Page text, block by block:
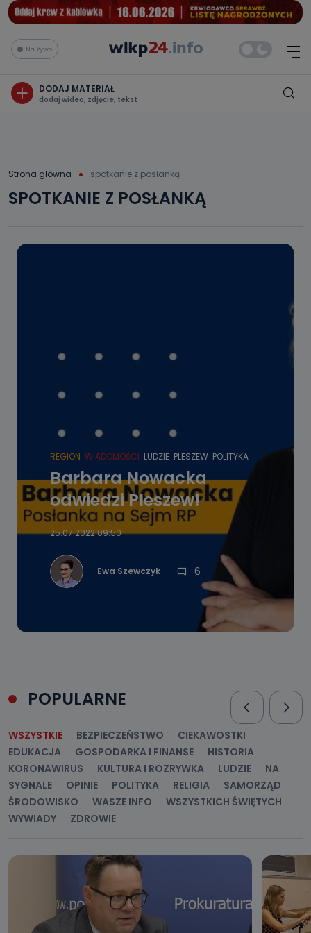
Na żywo
DODAJ MATERIAŁ
dodaj wideo, zdjęcie, tekst
Strona główna spotkanie z posłanką
SPOTKANIE Z POSŁANKĄ
REGION WIADOMOŚCI LUDZIE PLESZEW POLITYKA
Barbara Nowacka
odwiedzi Pleszew!
25.07.2022 09:50
Ewa Szewczyk 6
POPULARNE
WSZYSTKIE BEZPIECZEŃSTWO
CIEKAWOSTKI
EDUKACJA
GOSPODARKA I FINANSE
HISTORIA
KORONAWIRUS
KULTURA I ROZRYWKA LUDZIE
NA
SYGNALE
OPINIE POLITYKA RELIGIA
SAMORZĄD
ŚRODOWISKO
WASZE INFO
WSZYSTKICH ŚWIĘTYCH
WYWIADY
ZDROWIE